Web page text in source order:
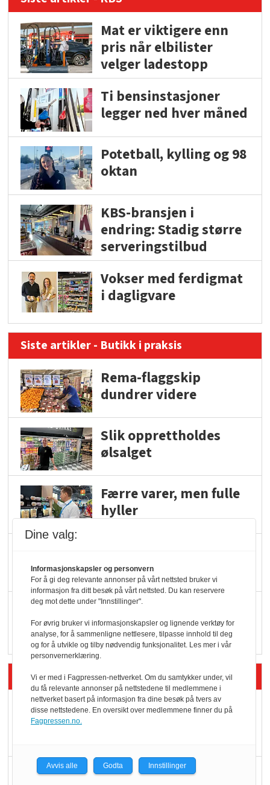
Mat er viktigere enn
pris når elbilister
velger ladestopp
Ti bensinstasjoner
legger ned hver måned
Potetball, kylling og 98
oktan
KBS-bransjen i
endring: Stadig større
serveringstilbud
Vokser med ferdigmat
i dagligvare
Siste artikler - Butikk i praksis
Rema-flaggskip
dundrer videre
Slik opprettholdes
ølsalget
Færre varer, men fulle
hyller
Q passerte 1 milliard i
Rema i 2025
Siste artikler - Økologisk
Kolonihagens norske
Marit Kolby vant
Dine valg:
Informasjonskapsler og personvern
For å gi deg relevante annonser på vårt nettsted bruker vi
informasjon fra ditt besøk på vårt nettsted. Du kan reservere
deg mot dette under "Innstillinger".
For øvrig bruker vi informasjonskapsler og lignende verktøy for
analyse, for å sammenligne nettlesere, tilpasse innhold til deg
og for å utvikle og tilby nødvendig funksjonalitet. Les mer i vår
personvernerklæring.
Vi er med i Fagpressen-nettverket. Om du samtykker under, vil
du få relevante annonser på nettstedene til medlemmene i
nettverket basert på informasjon fra dine besøk på tvers av
disse nettstedene. En oversikt over medlemmene finner du på
Fagpressen.no.
Avvis alle Godta Innstillinger